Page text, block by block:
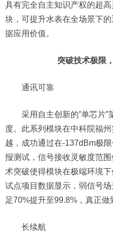
具有完全自主知识产权的超
块，可提升水表在全场景下
据应用价值。
突破技术极限
通讯可靠
采用自主创新的”单芯片
度。此系列模块在中科院福
越，成功通过在-137dBm极
报测试，信号接收灵敏度范
术突破使得模块在极端环境
试点项目数据显示，弱信号
足70%提升至99.8%，真正做
长续航